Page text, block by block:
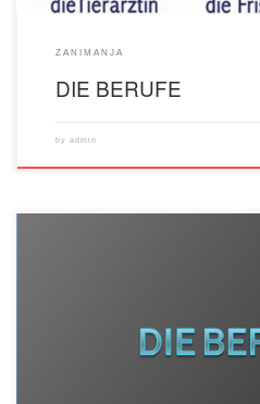
ZANIMANJA
DIE BERUFE
by admin